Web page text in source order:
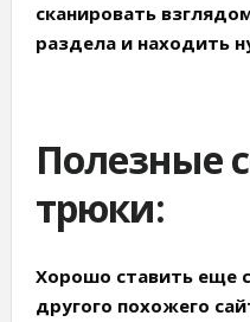
сканировать
раздела и находить
Полезные
трюки:
Хорошо ставить еще
другого похожего